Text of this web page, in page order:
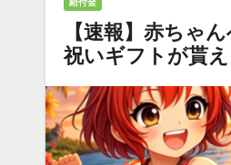
給付金
【速報】赤ちゃ
祝いギフトが貰え